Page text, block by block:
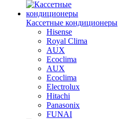
Кассетные кондиционеры
Hisense
Royal Clima
AUX
Ecoclima
AUX
Ecoclima
Electrolux
Hitachi
Panasonix
FUNAI